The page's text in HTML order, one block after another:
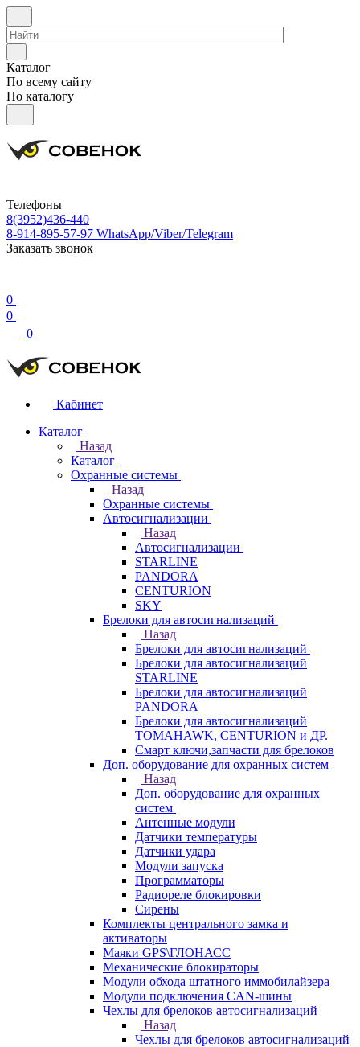
Каталог
По всему сайту
По каталогу
Телефоны
8(3952)436-440
8-914-895-57-97 WhatsApp/Viber/Telegram
Заказать звонок
0
0
0
Кабинет
Каталог
Назад
Каталог
Охранные системы
Назад
Охранные системы
Автосигнализации
Назад
Автосигнализации
STARLINE
PANDORA
CENTURION
SKY
Брелоки для автосигнализаций
Назад
Брелоки для автосигнализаций
Брелоки для автосигнализаций
STARLINE
Брелоки для автосигнализаций
PANDORA
Брелоки для автосигнализаций
TOMAHAWK, CENTURION и ДР.
Смарт ключи,запчасти для брелоков
Доп. оборудование для охранных систем
Назад
Доп. оборудование для охранных
систем
Антенные модули
Датчики температуры
Датчики удара
Модули запуска
Программаторы
Радиореле блокировки
Сирены
Комплекты центрального замка и
активаторы
Маяки GPS\ГЛОНАСС
Механические блокираторы
Модули обхода штатного иммобилайзера
Модули подключения CAN-шины
Чехлы для брелоков автосигнализаций
Назад
Чехлы для брелоков автосигнализаций